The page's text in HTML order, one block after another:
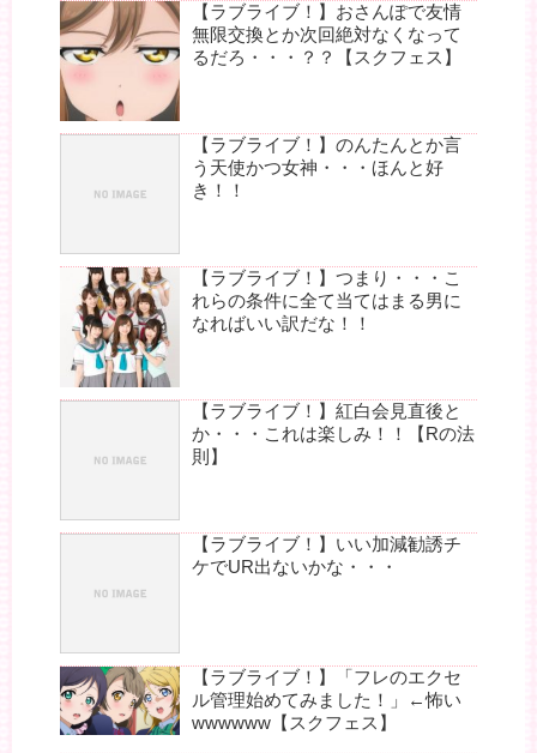
【ラブライブ！】おさんぽで友情
無限交換とか次回絶対なくなって
るだろ・・・？？【スクフェス】
【ラブライブ！】のんたんとか言
う天使かつ女神・・・ほんと好
き！！
【ラブライブ！】つまり・・・こ
れらの条件に全て当てはまる男に
なればいい訳だな！！
【ラブライブ！】紅白会見直後と
か・・・これは楽しみ！！【Rの法
則】
【ラブライブ！】いい加減勧誘チ
ケでUR出ないかな・・・
【ラブライブ！】「フレのエクセ
ル管理始めてみました！」←怖い
wwwwww【スクフェス】